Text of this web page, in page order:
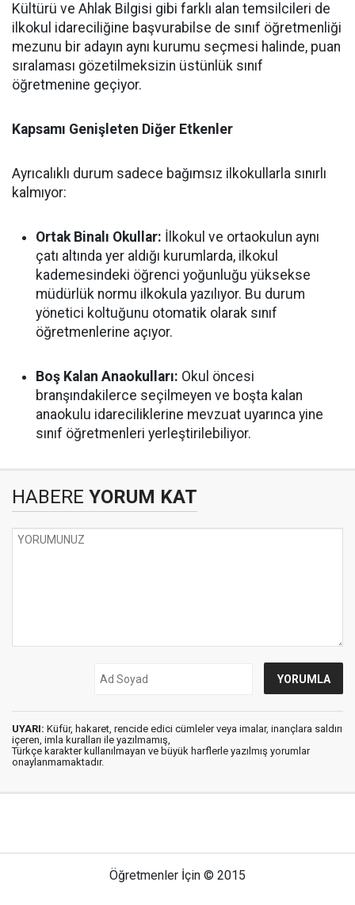
Kültürü ve Ahlak Bilgisi gibi farklı alan temsilcileri de
ilkokul idareciliğine başvurabilse de sınıf öğretmenliği
mezunu bir adayın aynı kurumu seçmesi halinde, puan
sıralaması gözetilmeksizin üstünlük sınıf
öğretmenine geçiyor.
Kapsamı Genişleten Diğer Etkenler
Ayrıcalıklı durum sadece bağımsız ilkokullarla sınırlı
kalmıyor:
Ortak Binalı Okullar: İlkokul ve ortaokulun aynı
çatı altında yer aldığı kurumlarda, ilkokul
kademesindeki öğrenci yoğunluğu yüksekse
müdürlük normu ilkokula yazılıyor. Bu durum
yönetici koltuğunu otomatik olarak sınıf
öğretmenlerine açıyor.
Boş Kalan Anaokulları: Okul öncesi
branşındakilerce seçilmeyen ve boşta kalan
anaokulu idareciliklerine mevzuat uyarınca yine
sınıf öğretmenleri yerleştirilebiliyor.
HABERE YORUM KAT
UYARI: Küfür, hakaret, rencide edici cümleler veya imalar, inançlara saldırı
içeren, imla kuralları ile yazılmamış,
Türkçe karakter kullanılmayan ve büyük harflerle yazılmış yorumlar
onaylanmamaktadır.
Öğretmenler İçin © 2015